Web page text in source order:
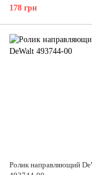
178 грн
Ролик направляющий